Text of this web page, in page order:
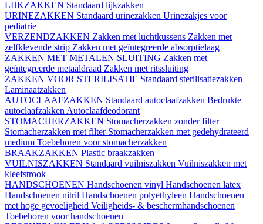
LIJKZAKKEN Standaard lijkzakken
URINEZAKKEN Standaard urinezakken Urinezakjes voor
pediatrie
VERZENDZAKKEN Zakken met luchtkussens Zakken met
zelfklevende strip Zakken met geïntegreerde absorptielaag
ZAKKEN MET METALEN SLUITING Zakken met
geïntegreerde metaaldraad Zakken met ritssluiting
ZAKKEN VOOR STERILISATIE Standaard sterilisatiezakken
Laminaatzakken
AUTOCLAAFZAKKEN Standaard autoclaafzakken Bedrukte
autoclaafzakken Autoclaafdeodorant
STOMACHERZAKKEN Stomacherzakken zonder filter
Stomacherzakken met filter Stomacherzakken met gedehydrateerd
medium Toebehoren voor stomacherzakken
BRAAKZAKKEN Plastic braakzakken
VUILNISZAKKEN Standaard vuilniszakken Vuilniszakken met
kleefstrook
HANDSCHOENEN Handschoenen vinyl Handschoenen latex
Handschoenen nitril Handschoenen polyethyleen Handschoenen
met hoge gevoeligheid Veiligheids- & beschermhandschoenen
Toebehoren voor handschoenen